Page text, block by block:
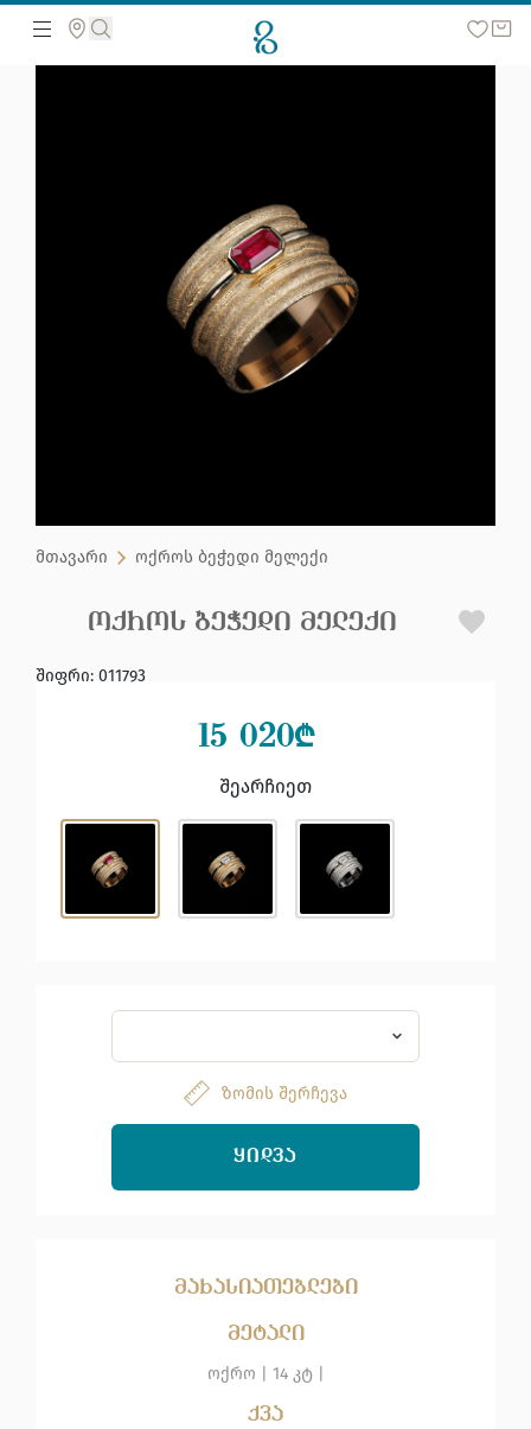
მთავარი ოქროს ბეჭედი მელექი
ᲝᲥᲠᲝᲡ ᲑᲔᲭᲔᲓᲘ ᲛᲔᲚᲔᲥᲘ
შიფრი: 011793
15 020₾
შეარჩიეთ
ზომის შერჩევა
ᲧᲘᲓᲕᲐ
მახასიათებლები
მეტალი
ოქრო 14 კტ |
ქვა